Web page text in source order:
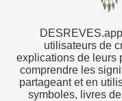
utilisateurs de
explications de leurs
comprendre les
partageant et en
symboles, livres